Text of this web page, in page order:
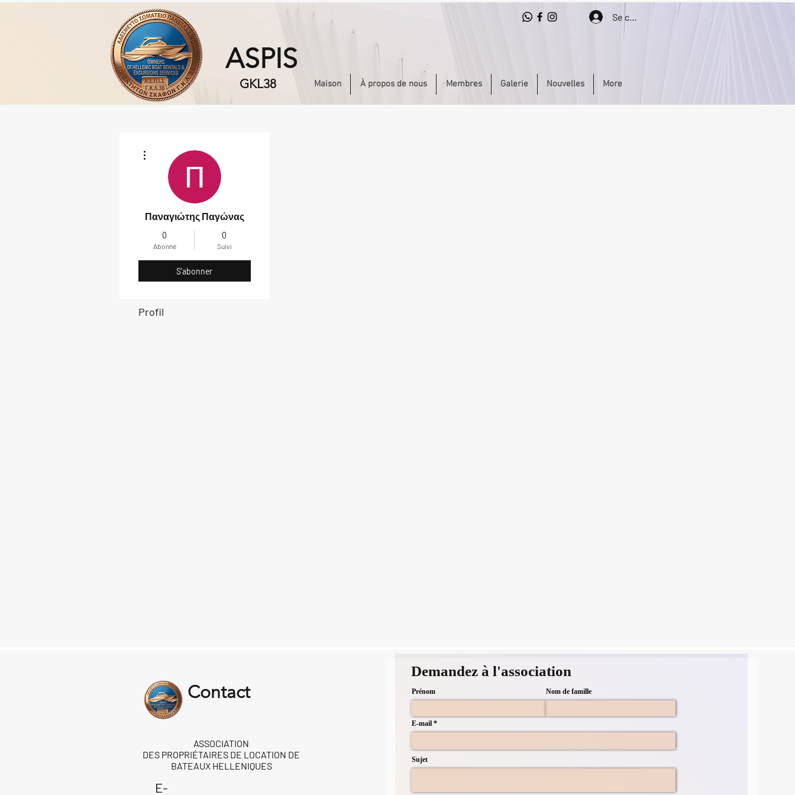
Se connecter
ASPIS
GKL38 Maison À propos de nous Membres Galerie Nouvelles More
Παναγιώτης Παγώνας
0
Abonné
0
Suivi
S'abonner
Profil
Contact
ASSOCIATION
DES PROPRIÉTAIRES DE LOCATION DE
BATEAUX HELLENIQUES
E-
Demandez à l'association
Prénom Nom de famille
E-mail
Sujet